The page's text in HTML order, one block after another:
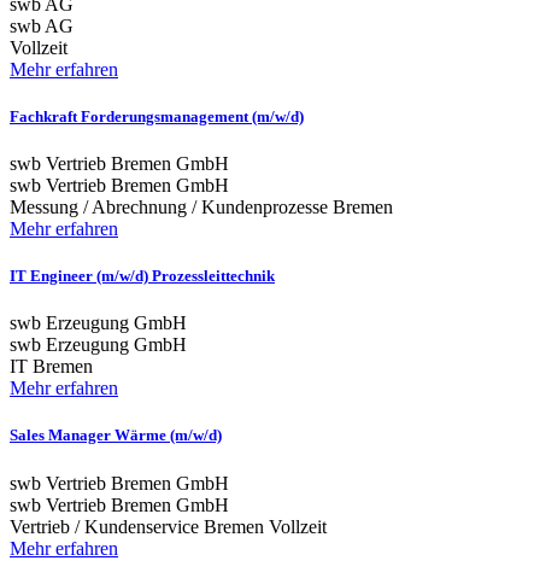
swb AG
Vollzeit
Mehr erfahren
Fachkraft Forderungsmanagement (m/w/d)
swb Vertrieb Bremen GmbH
swb Vertrieb Bremen GmbH
Messung / Abrechnung / Kundenprozesse Bremen
Mehr erfahren
IT Engineer (m/w/d) Prozessleittechnik
swb Erzeugung GmbH
swb Erzeugung GmbH
IT Bremen
Mehr erfahren
Sales Manager Wärme (m/w/d)
swb Vertrieb Bremen GmbH
swb Vertrieb Bremen GmbH
Vertrieb / Kundenservice Bremen Vollzeit
Mehr erfahren